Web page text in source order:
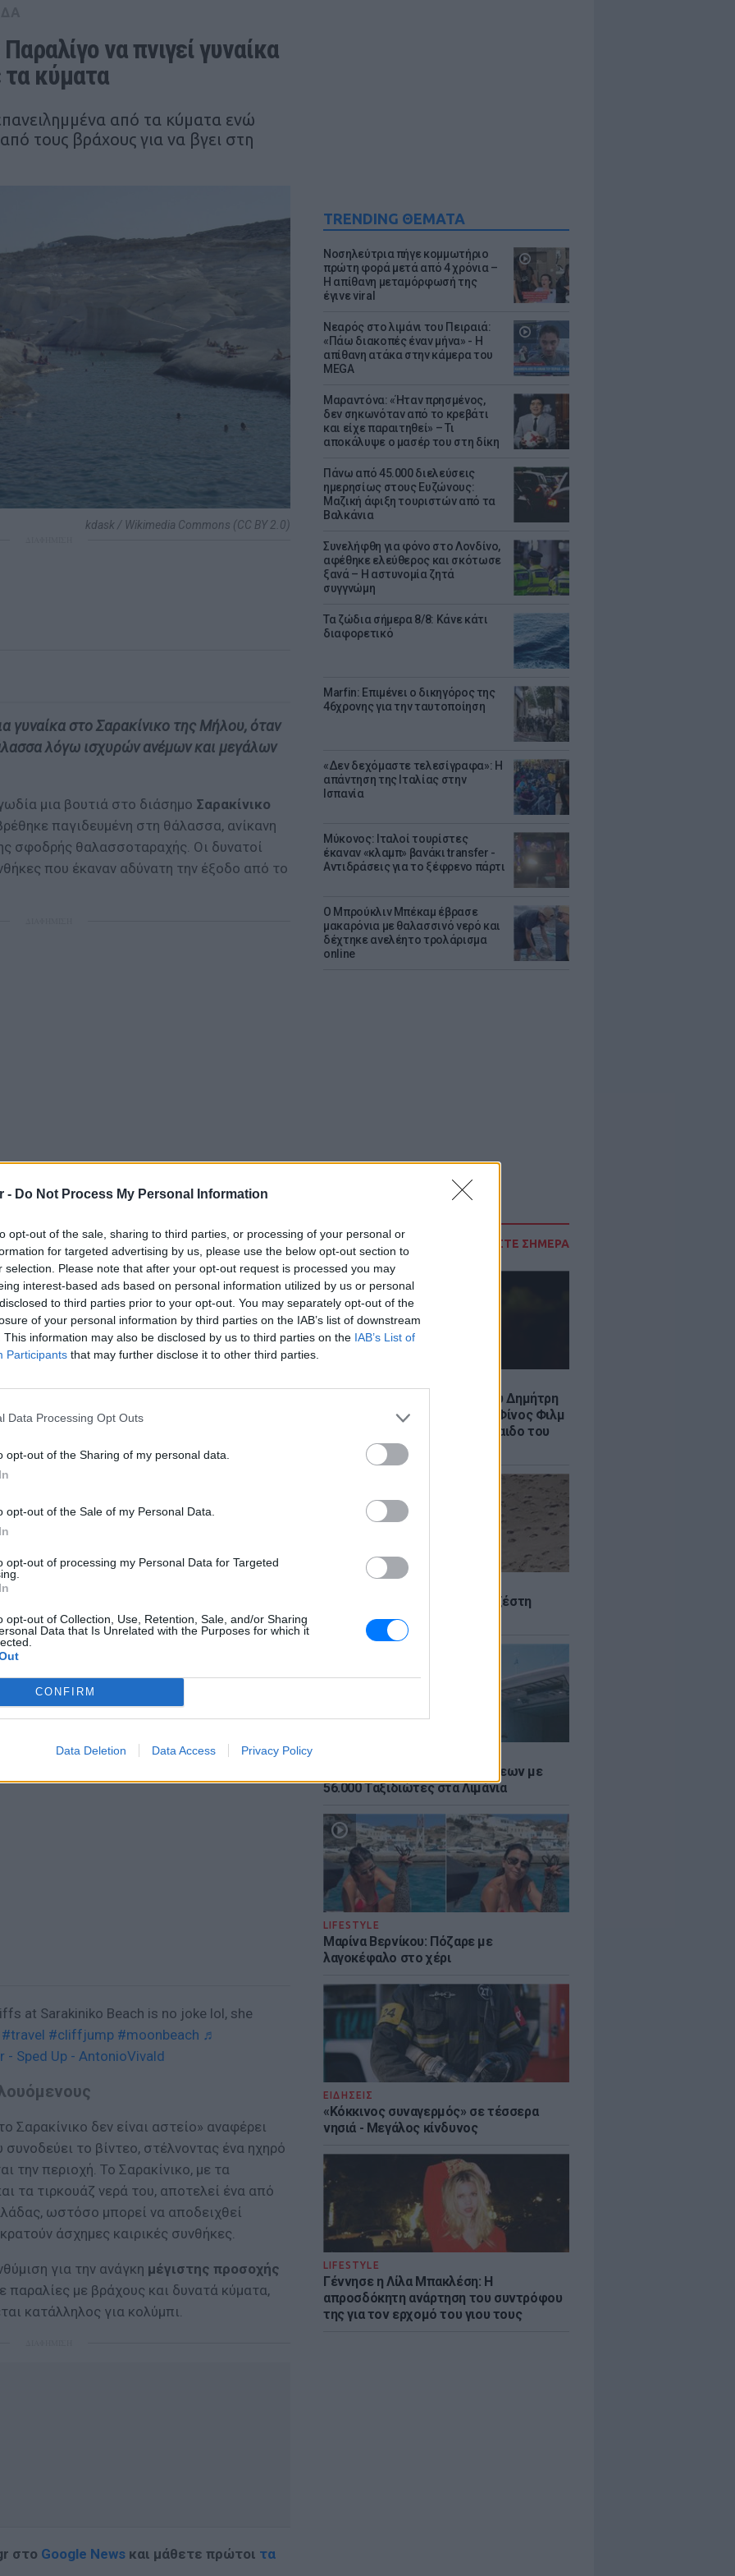
- Do Not Process My Personal Information
opt-out of the sale, sharing to third parties, or processing of your personal or
for targeted advertising by us, please use the below opt-out section to
selection. Please note that after your opt-out request is processed you may
interest-based ads based on personal information utilized by us or personal
to third parties prior to your opt-out. You may separately opt-out of the
of your personal information by third parties on the IAB’s list of downstream
This information may also be disclosed by us to third parties on the IAB’s List of
Participants that may further disclose it to other third parties.
Data Processing Opt Outs
opt-out of the Sharing of my personal data.
opt-out of the Sale of my Personal Data.
opt-out of processing my Personal Data for Targeted
opt-out of Collection, Use, Retention, Sale, and/or Sharing
Data that Is Unrelated with the Purposes for which it
CONFIRM
Data Deletion Data Access Privacy Policy
TRENDING ΘΕΜΑΤΑ
Νοσηλεύτρια πήγε κομμωτήριο
πρώτη φορά μετά από 4 χρόνια –
Η απίθανη μεταμόρφωσή της
έγινε viral
Νεαρός στο λιμάνι του Πειραιά:
«Πάω διακοπές έναν μήνα» - Η
απίθανη ατάκα στην κάμερα του
MEGA
Μαραντόνα: «Ήταν πρησμένος,
δεν σηκωνόταν από το κρεβάτι
και είχε παραιτηθεί» – Τι
αποκάλυψε ο μασέρ του στη δίκη
Πάνω από 45.000 διελεύσεις
ημερησίως στους Ευζώνους:
Μαζική άφιξη τουριστών από τα
Βαλκάνια
Συνελήφθη για φόνο στο Λονδίνο,
αφέθηκε ελεύθερος και σκότωσε
ξανά – Η αστυνομία ζητά
συγγνώμη
Τα ζώδια σήμερα 8/8: Κάνε κάτι
διαφορετικό
Marfin: Επιμένει ο δικηγόρος της
46χρονης για την ταυτοποίηση
«Δεν δεχόμαστε τελεσίγραφα»: Η
απάντηση της Ιταλίας στην
Ισπανία
Μύκονος: Ιταλοί τουρίστες
έκαναν «κλαμπ» βανάκι transfer -
Αντιδράσεις για το ξέφρενο πάρτι
Ο Μπρούκλιν Μπέκαμ έβρασε
μακαρόνια με θαλασσινό νερό και
δέχτηκε ανελέητο τρολάρισμα
online
ΔΙΑΒΑΣΤΕ ΣΗΜΕΡΑ
22 χρόνια από τον θάνατο του Δημήτρη
Παπαμιχαήλ: Η ανάρτηση της Φίνος Φιλμ
για το «γοητευτικό λεβεντόπαιδο του
ελληνικού σινεμά»
Καιρός: Πού θα «χτυπήσει» η ζέστη
Αύγουστος: Ρεκόρ Αναχωρήσεων με
56.000 Ταξιδιώτες στα Λιμάνια
LIFESTYLE
Μαρίνα Βερνίκου: Πόζαρε με
λαγοκέφαλο στο χέρι
ΕΙΔΗΣΕΙΣ
«Κόκκινος συναγερμός» σε τέσσερα
νησιά - Μεγάλος κίνδυνος
LIFESTYLE
Γέννησε η Λίλα Μπακλέση: Η
απροσδόκητη ανάρτηση του συντρόφου
της για τον ερχομό του γιου τους
να πνιγεί γυναίκα
κύματα
από τα κύματα ενώ
τους βράχους για να βγει στη
kdask / Wikimedia Commons (CC BY 2.0)
γυναίκα στο Σαρακίνικο της Μήλου, όταν
λόγω ισχυρών ανέμων και μεγάλων
μια βουτιά στο διάσημο Σαρακίνικο
παγιδευμένη στη θάλασσα, ανίκανη
σφοδρής θαλασσοταραχής. Οι δυνατοί
που έκαναν αδύνατη την έξοδο από το
που αναρτήθηκε στο TikTok
και
κοινωνικής δικτύωσης, προκαλώντας
που παρακολούθησαν με αγωνία τις
από τα κύματα
να πιαστεί από έναν βράχο για να
κύμα την παρέσερνε και πάλι μέσα στη
αδυσώπητα, δοκιμάζοντας τις
της.
κύματα είχε τελικά
στη στεριά. Όπως αναφέρεται στη
είναι καλά στην υγεία της.
ΔΙΑΦΗΜΙΣΗ
at Sarakiniko Beach is no joke lol, she
#travel #cliffjump #moonbeach ♬
- Sped Up - AntonioVivald
Σαρακίνικο δεν είναι αστείο» αναφέρει
το βίντεο, στέλνοντας ένα ηχηρό
την περιοχή. Το Σαρακίνικο, με τα
τα τιρκουάζ νερά του, αποτελεί ένα από
ωστόσο μπορεί να αποδειχθεί
άσχημες καιρικές συνθήκες.
για την ανάγκη μέγιστης προσοχής
παραλίες με βράχους και δυνατά κύματα,
κατάλληλος για κολύμπι.
στο Google News και μάθετε πρώτοι τα